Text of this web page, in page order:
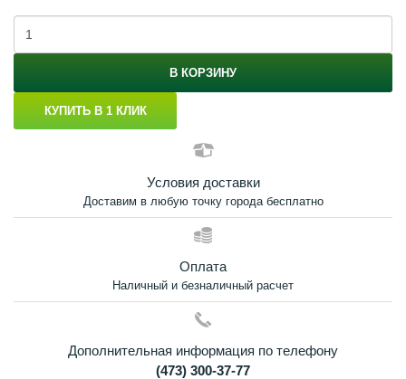
В КОРЗИНУ
КУПИТЬ В 1 КЛИК
Условия доставки
Доставим в любую точку города бесплатно
Оплата
Наличный и безналичный расчет
Дополнительная информация по телефону
(473) 300-37-77